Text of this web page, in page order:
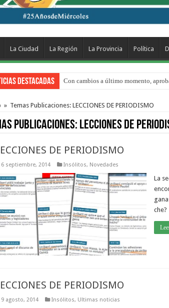
La Ciudad La Región La Provincia Política
Destacadas Con cambios a último momento,
Adopción en Entre Ríos: el 35% de
» Temas Publicaciones: LECCIONES DE PERIODISMO
Publicaciones: LECCIONES DE
DE PERIODISMO
6 septiembre, 2014 Insólitos, Novedades
La
che?
DE PERIODISMO
9 agosto, 2014 Insólitos, Ultimas noticias